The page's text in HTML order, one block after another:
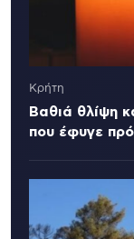
Κρήτη
Βαθιά θλίψη
που έφυγε